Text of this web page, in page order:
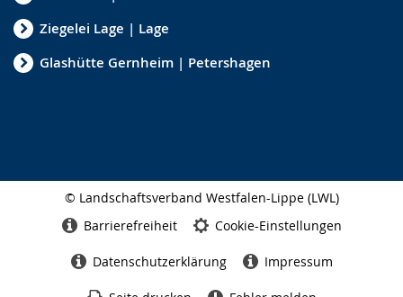
Ziegelei Lage | Lage
Glashütte Gernheim | Petershagen
© Landschaftsverband Westfalen-Lippe (LWL)
Barrierefreiheit Cookie-Einstellungen
Datenschutzerklärung Impressum